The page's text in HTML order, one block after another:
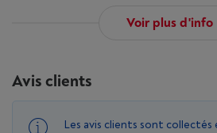
Voir plus d'info
Avis clients
Les avis clients sont